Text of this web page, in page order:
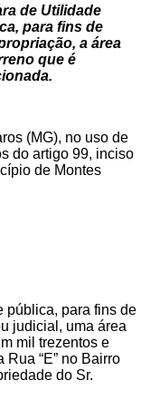
de Utilidade
para fins de
a área
que é
(MG), no uso de
do artigo 99, inciso
de Montes
pública, para fins de
judicial, uma área
mil trezentos e
“E” no Bairro
do Sr.